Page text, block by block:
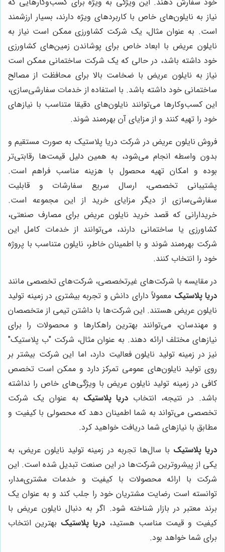
نیاز به نایلون‌های خاص با کاربردهای ویژه دارند، بسیار ارزشمند
است. به عنوان مثال، یک شرکت کشاورزی ممکن است نیاز به
نایلون عریض با ابعاد خاص برای پوشاندن زمین‌های کشاورزی
خود داشته باشد، در حالی که یک شرکت ساختمانی ممکن است
نیاز به نایلون عریض با ضخامت بالا برای محافظت از مصالح
ساختمانی خود داشته باشد. با استفاده از خدمات سفارشی‌سازی،
این کسب‌وکارها می‌توانند نایلون‌های دقیقا متناسب با نیازهای
خود را تهیه کنند و از مزایای آن بهره‌مند شوند.
فروش نایلون عریض در شرکت دریا پلاستیک به صورت مستقیم و
بدون واسطه انجام می‌شود، به همین دلیل قیمت‌ها رقابتی‌تر
بوده و امکان تهیه محصول با هزینه مناسب فراهم است.
پشتیبانی تخصصی، ارسال سریع سفارشات و قابلیت
سفارشی‌سازی از دیگر مزایای خرید از این مجموعه است.
خریدارانی که قصد خرید نایلون عریض برای مصارف صنعتی،
کشاورزی یا ساختمانی دارند، می‌توانند از خدمات کامل این
شرکت بهره‌مند شوند و با اطمینان خاطر، نایلون متناسب با پروژه
خود را انتخاب کنند.
در مقایسه با شرکت‌های غیرتخصصی، شرکت‌های تخصصی مانند
دریا پلاستیک معمولاً دارای دانش و تجربه بیشتری در زمینه تولید
نایلون عریض هستند. این شرکت‌ها با داشتن تیمی از متخصصان
و مهندسان، می‌توانند بهترین راهکارها و محصولات را برای
نیازهای مختلف ارائه دهند. به عنوان مثال، شرکت "ب پلاستیک"
نیز در زمینه تولید نایلون فعالیت دارد، اما این شرکت بیشتر بر
روی تولید نایلون‌های عمومی تمرکز دارد و ممکن است تخصص
کافی در زمینه تولید نایلون عریض با ویژگی‌های خاص را نداشته
باشد. در نتیجه، انتخاب دریا پلاستیک به عنوان یک شرکت
تخصصی می‌تواند به شما اطمینان دهد که محصولی با کیفیت و
مطابق با نیازهای شما دریافت خواهید کرد.
دریا پلاستیک با سال‌ها تجربه در زمینه تولید نایلون عریض، به
یکی از پیشروترین شرکت‌ها در این صنعت تبدیل شده است. این
شرکت با ارائه محصولات با کیفیت و خدمات مشتری‌مدار،
توانسته است رضایت مشتریان خود را جلب کند و به عنوان یک
برند معتبر در بازار شناخته شود. اگر به دنبال نایلون عریض با
کیفیت و قیمت مناسب هستید، دریا پلاستیک بهترین انتخاب
برای شما خواهد بود.